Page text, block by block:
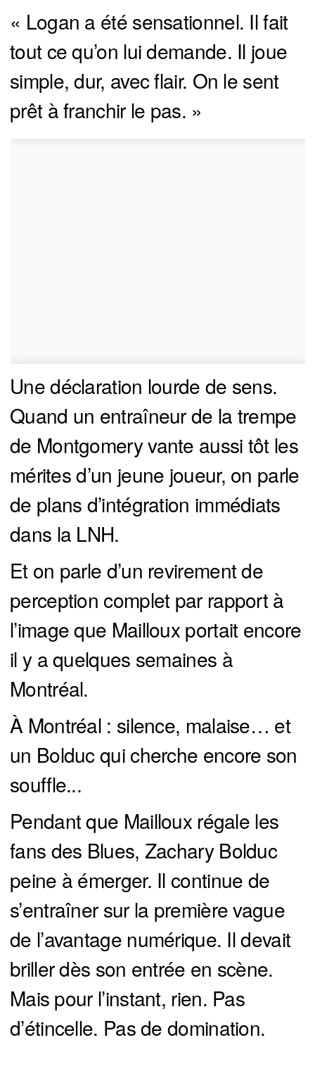
« Logan a été sensationnel. Il fait
tout ce qu’on lui demande. Il joue
simple, dur, avec flair. On le sent
prêt à franchir le pas. »
Une déclaration lourde de sens.
Quand un entraîneur de la trempe
de Montgomery vante aussi tôt les
mérites d’un jeune joueur, on parle
de plans d’intégration immédiats
dans la LNH.
Et on parle d’un revirement de
perception complet par rapport à
l’image que Mailloux portait encore
il y a quelques semaines à
Montréal.
À Montréal : silence, malaise… et
un Bolduc qui cherche encore son
souffle...
Pendant que Mailloux régale les
fans des Blues, Zachary Bolduc
peine à émerger. Il continue de
s’entraîner sur la première vague
de l’avantage numérique. Il devait
briller dès son entrée en scène.
Mais pour l’instant, rien. Pas
d’étincelle. Pas de domination.